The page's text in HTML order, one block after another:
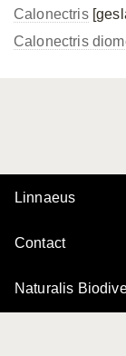
Calonectris
Calonectris
Linnaeus
Contact
Naturalis